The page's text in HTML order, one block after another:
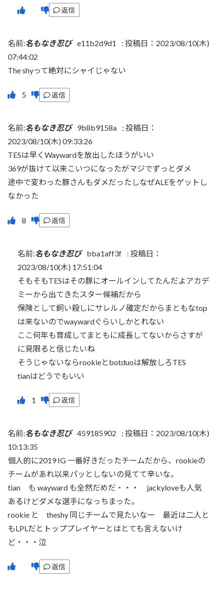
返信
名前:名もなき忍び e11b2d9d1 : 投稿日：2023/08/10(木)
07:44:02
The shyって絶対にシャイじゃない
返信
名前:名もなき忍び 9b8b9158a : 投稿日：
2023/08/10(木) 09:33:26
TESは早くWaywardを放出したほうがいい
369が抜けて以来こいつになったがマジでずっとダメ
途中で変わった豚さんもダメだったしなぜALEをゲットし
なかった
返信
名前:名もなき忍び bba1aff3f : 投稿日：
2023/08/10(木) 17:51:04
そもそもTESはその豚にオールインしてたんだよアカデ
ミーから出てきたスター候補だから
保険として飼い殺しにサレルノ確定だからまともなtop
は来ないのでwaywardぐらいしかとれない
ここ何年も育成してまともに成長してないからさすが
に見限ると信じたいね
そうじゃないならrookieとbotduoは解放しろTES
tianはどうでもいい
返信
名前:名もなき忍び 459185902 : 投稿日：2023/08/10(木)
10:13:35
個人的に2019 IG 一番好きだったチームだから、rookieの
チームがあれ以来パッとしないの見てて辛いな。
tian も wayward も全然だめだ・・・ jackyloveも人気
あるけどダメな選手になっちまった。
rookie と theshy 同じチームで見たいなー 最近は二人と
もLPLだとトッププレイヤーとはとても言えないけ
ど・・・泣
返信